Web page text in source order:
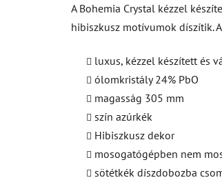
A Bohemia Crystal kézzel
hibiszkusz motívumok díszítik.
luxus, kézzel készített és
ólomkristály 24% PbO
magasság 305 mm
szín azúrkék
Hibiszkusz dekor
mosogatógépben nem
sötétkék díszdobozba